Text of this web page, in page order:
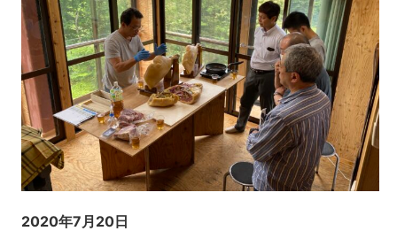
2020年7月20日